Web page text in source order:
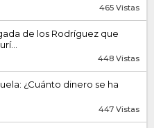
465 Vistas
de los Rodríguez que
448 Vistas
¿Cuánto dinero se ha
447 Vistas